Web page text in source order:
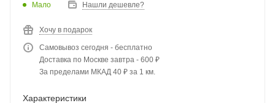
Мало Нашли дешевле?
Хочу в подарок
Самовывоз сегодня - бесплатно
Доставка по Москве завтра - 600 ₽
За пределами МКАД 40 ₽ за 1 км.
Характеристики